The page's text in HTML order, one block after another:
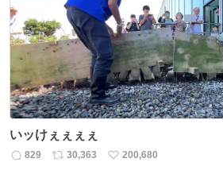
数
数
いッけぇぇぇぇ
返
829
リ
30,363
い
200,680